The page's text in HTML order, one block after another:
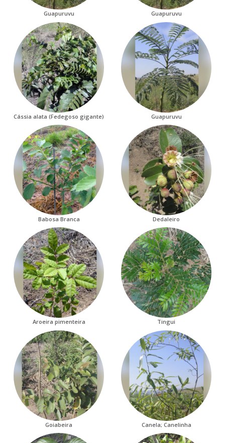
Guapuruvu Guapuruvu
Cássia alata (Fedegoso gigante) Guapuruvu
Babosa Branca Dedaleiro
Aroeira pimenteira Tingui
Goiabeira Canela; Canelinha